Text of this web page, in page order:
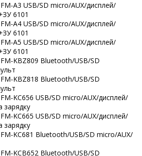
A3 USB/SD micro/AUX/дисплей/
6101
A4 USB/SD micro/AUX/дисплей/
6101
A5 USB/SD micro/AUX/дисплей/
6101
KBZ809 Bluetooth/USB/SD
KBZ818 Bluetooth/USB/SD
KC656 USB/SD micro/AUX/дисплей/
зарядку
KC665 USB/SD micro/AUX/дисплей/
зарядку
KC681 Bluetooth/USB/SD micro/AUX/
KCB652 Bluetooth/USB/SD